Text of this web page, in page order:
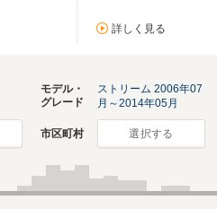
詳しく見る
2000年10月～2006年6月
を見る
モデル・
グレード
ストリーム 2006年07
月～2014年05月
市区町村 選択する